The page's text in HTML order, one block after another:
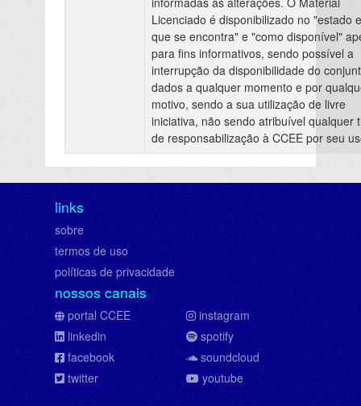
Licenciado é disponibilizado no "estado
que se encontra" e "como disponível"
para fins informativos, sendo possível a
interrupção da disponibilidade do
dados a qualquer momento e por
motivo, sendo a sua utilização de livre
iniciativa, não sendo atribuível qualquer
de responsabilização à CCEE por seu
links
sobre
termos de uso
políticas de privacidade
nossos canais
portal CCEE
linkedin
facebook
twitter
instagram
spotify
soundcloud
youtube